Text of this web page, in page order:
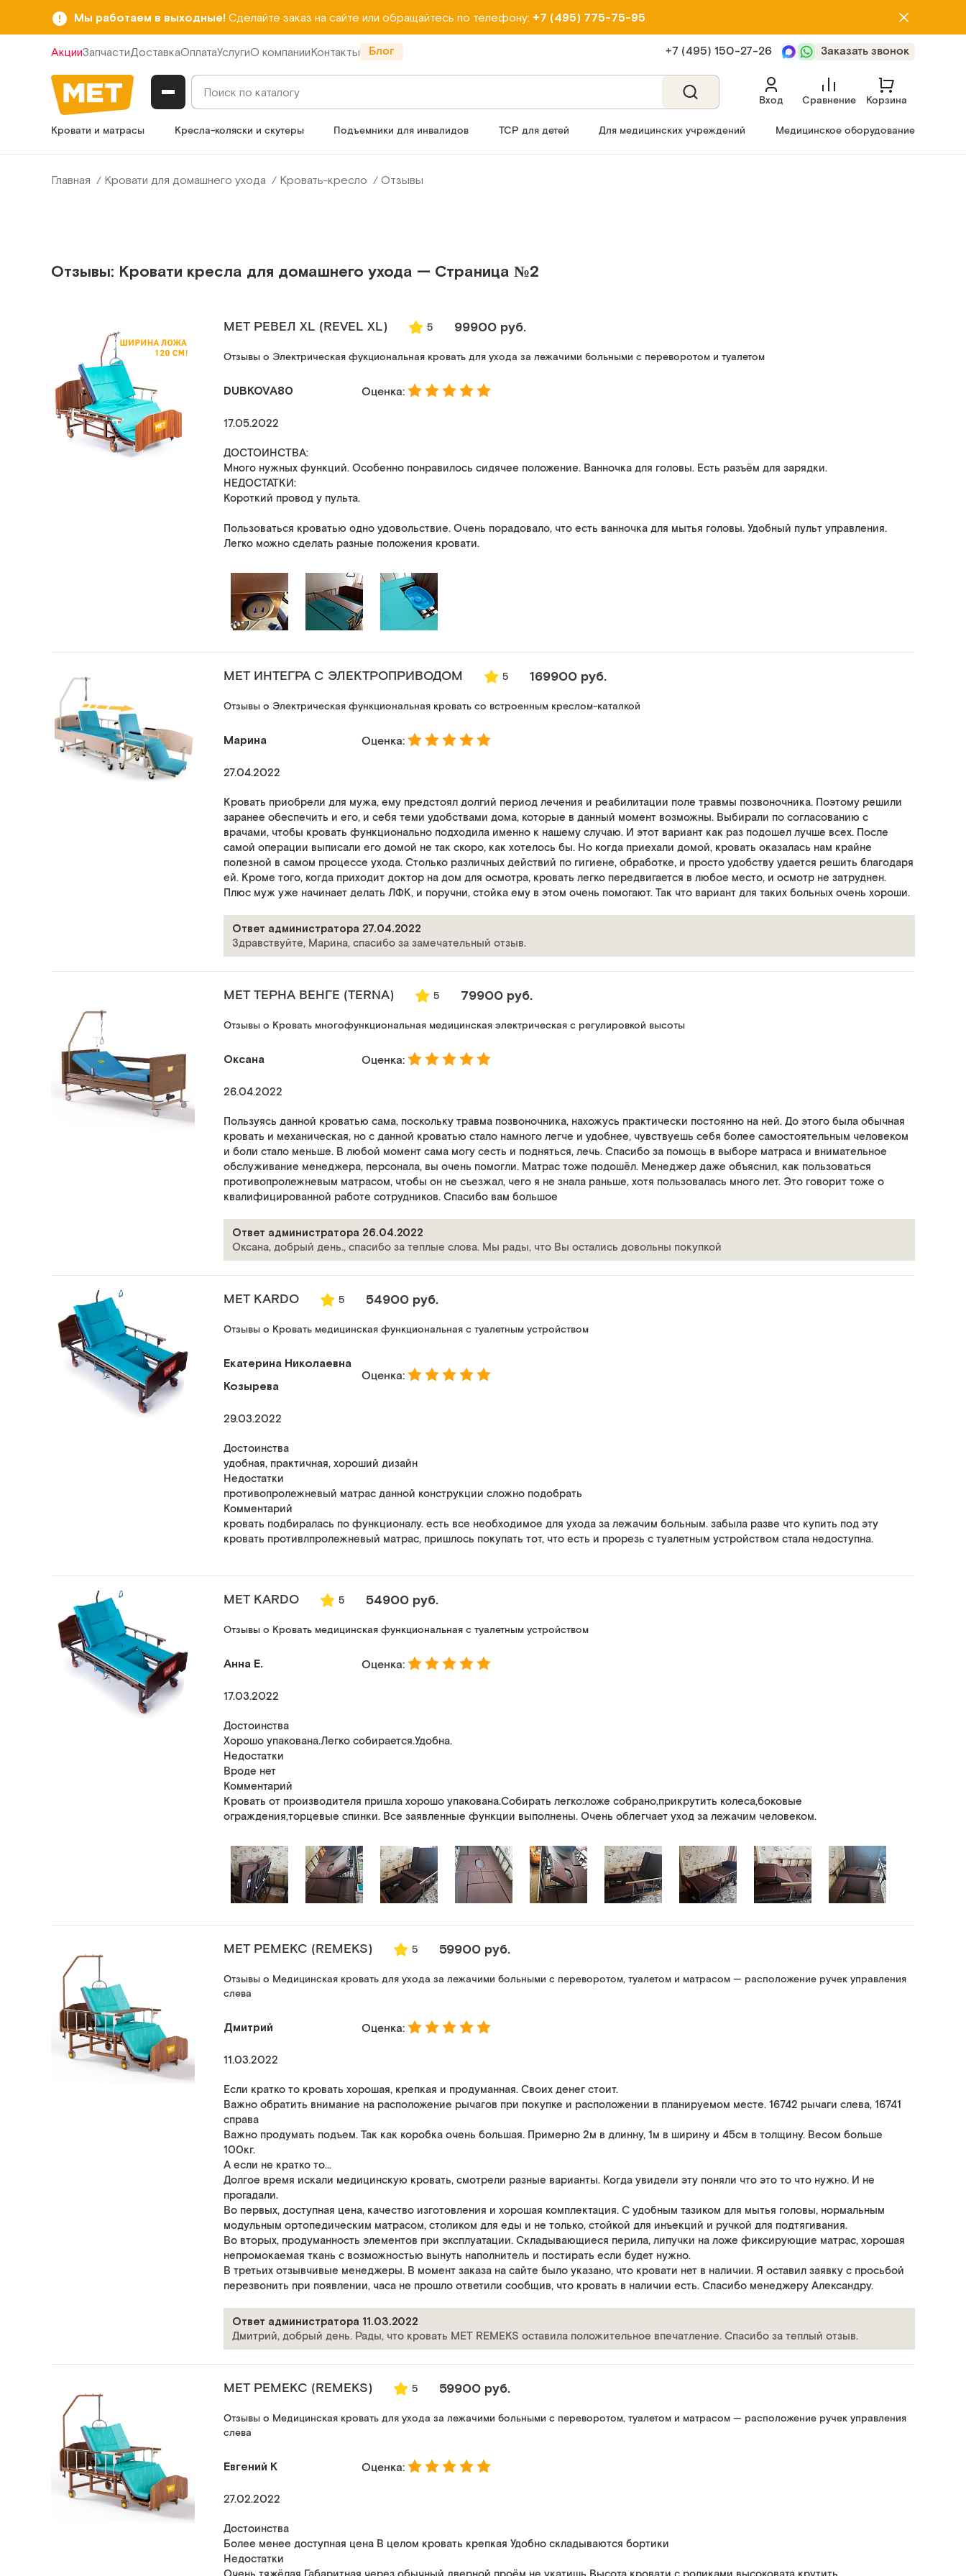
Мы работаем в выходные! Сделайте заказ на сайте или обращайтесь по телефону: +7 (495) 775-75-95
АкцииЗапчастиДоставкаОплатаУслугиО компанииКонтакты Блог +7 (495) 150‑27‑26 Заказать звонок
Вход Сравнение Корзина
Кровати и матрасы Кресла-коляски и скутеры Подъемники для инвалидов ТСР для детей Для медицинских учреждений Медицинское оборудование
Главная Кровати для домашнего ухода Кровать-кресло Отзывы
Отзывы: Кровати кресла для домашнего ухода — Страница №2
MET РЕВЕЛ XL (REVEL XL) 5 99900 руб.
Отзывы о Электрическая фукциональная кровать для ухода за лежачими больными с переворотом и туалетом
DUBKOVA80 Оценка:
17.05.2022
ДОСТОИНСТВА:
Много нужных функций. Особенно понравилось сидячее положение. Ванночка для головы. Есть разъём для зарядки.
НЕДОСТАТКИ:
Короткий провод у пульта.
Пользоваться кроватью одно удовольствие. Очень порадовало, что есть ванночка для мытья головы. Удобный пульт управления.
Легко можно сделать разные положения кровати.
MET ИНТЕГРА С ЭЛЕКТРОПРИВОДОМ 5 169900 руб.
Отзывы о Электрическая функциональная кровать со встроенным креслом-каталкой
Марина Оценка:
27.04.2022
Кровать приобрели для мужа, ему предстоял долгий период лечения и реабилитации поле травмы позвоночника. Поэтому решили
заранее обеспечить и его, и себя теми удобствами дома, которые в данный момент возможны. Выбирали по согласованию с
врачами, чтобы кровать функционально подходила именно к нашему случаю. И этот вариант как раз подошел лучше всех. После
самой операции выписали его домой не так скоро, как хотелось бы. Но когда приехали домой, кровать оказалась нам крайне
полезной в самом процессе ухода. Столько различных действий по гигиене, обработке, и просто удобству удается решить благодаря
ей. Кроме того, когда приходит доктор на дом для осмотра, кровать легко передвигается в любое место, и осмотр не затруднен.
Плюс муж уже начинает делать ЛФК, и поручни, стойка ему в этом очень помогают. Так что вариант для таких больных очень хороши.
Ответ администратора 27.04.2022
Здравствуйте, Марина, спасибо за замечательный отзыв.
MET ТЕРНА ВЕНГЕ (TERNA) 5 79900 руб.
Отзывы о Кровать многофункциональная медицинская электрическая с регулировкой высоты
Оксана Оценка:
26.04.2022
Пользуясь данной кроватью сама, поскольку травма позвоночника, нахожусь практически постоянно на ней. До этого была обычная
кровать и механическая, но с данной кроватью стало намного легче и удобнее, чувствуешь себя более самостоятельным человеком
и боли стало меньше. В любой момент сама могу сесть и подняться, лечь. Спасибо за помощь в выборе матраса и внимательное
обслуживание менеджера, персонала, вы очень помогли. Матрас тоже подошёл. Менеджер даже объяснил, как пользоваться
противопролежневым матрасом, чтобы он не съезжал, чего я не знала раньше, хотя пользовалась много лет. Это говорит тоже о
квалифицированной работе сотрудников. Спасибо вам большое
Ответ администратора 26.04.2022
Оксана, добрый день., спасибо за теплые слова. Мы рады, что Вы остались довольны покупкой
MET KARDO 5 54900 руб.
Отзывы о Кровать медицинская функциональная с туалетным устройством
Екатерина Николаевна
Козырева
Оценка:
29.03.2022
Достоинства
удобная, практичная, хороший дизайн
Недостатки
противопролежневый матрас данной конструкции сложно подобрать
Комментарий
кровать подбиралась по функционалу. есть все необходимое для ухода за лежачим больным. забыла разве что купить под эту
кровать противлпролежневый матрас, пришлось покупать тот, что есть и прорезь с туалетным устройством стала недоступна.
MET KARDO 5 54900 руб.
Отзывы о Кровать медицинская функциональная с туалетным устройством
Анна Е. Оценка:
17.03.2022
Достоинства
Хорошо упакована.Легко собирается.Удобна.
Недостатки
Вроде нет
Комментарий
Кровать от производителя пришла хорошо упакована.Собирать легко:ложе собрано,прикрутить колеса,боковые
ограждения,торцевые спинки. Все заявленные функции выполнены. Очень облегчает уход за лежачим человеком.
МЕТ РЕМЕКС (REMEKS) 5 59900 руб.
Отзывы о Медицинская кровать для ухода за лежачими больными с переворотом, туалетом и матрасом — расположение ручек управления
слева
Дмитрий Оценка:
11.03.2022
Если кратко то кровать хорошая, крепкая и продуманная. Своих денег стоит.
Важно обратить внимание на расположение рычагов при покупке и расположении в планируемом месте. 16742 рычаги слева, 16741
справа
Важно продумать подъем. Так как коробка очень большая. Примерно 2м в длинну, 1м в ширину и 45см в толщину. Весом больше
100кг.
А если не кратко то...
Долгое время искали медицинскую кровать, смотрели разные варианты. Когда увидели эту поняли что это то что нужно. И не
прогадали.
Во первых, доступная цена, качество изготовления и хорошая комплектация. С удобным тазиком для мытья головы, нормальным
модульным ортопедическим матрасом, столиком для еды и не только, стойкой для инъекций и ручкой для подтягивания.
Во вторых, продуманность элементов при эксплуатации. Складывающиеся перила, липучки на ложе фиксирующие матрас, хорошая
непромокаемая ткань с возможностью вынуть наполнитель и постирать если будет нужно.
В третьих отзывчивые менеджеры. В момент заказа на сайте было указано, что кровати нет в наличии. Я оставил заявку с просьбой
перезвонить при появлении, часа не прошло ответили сообщив, что кровать в наличии есть. Спасибо менеджеру Александру.
Ответ администратора 11.03.2022
Дмитрий, добрый день. Рады, что кровать MET REMEKS оставила положительное впечатление. Спасибо за теплый отзыв.
МЕТ РЕМЕКС (REMEKS) 5 59900 руб.
Отзывы о Медицинская кровать для ухода за лежачими больными с переворотом, туалетом и матрасом — расположение ручек управления
слева
Евгений К Оценка:
27.02.2022
Достоинства
Более менее доступная цена В целом кровать крепкая Удобно складываются бортики
Недостатки